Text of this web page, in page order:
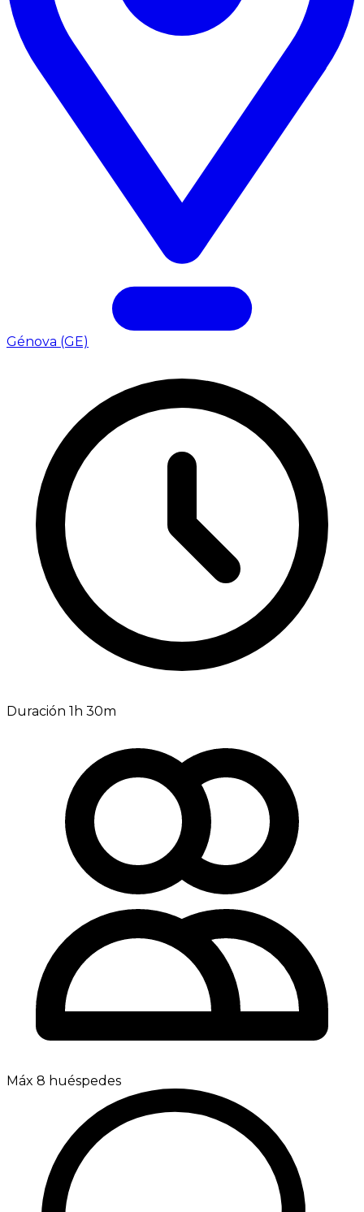
Génova (GE)
Duración 1h 30m
Máx 8 huéspedes